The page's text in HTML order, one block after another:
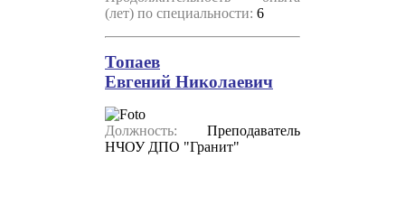
(лет) по специальности: 6
Топаев
Евгений Николаевич
Должность:
Преподаватель
НЧОУ ДПО "Гранит"